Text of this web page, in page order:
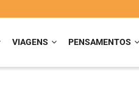
VIAGENS PENSAMENTOS